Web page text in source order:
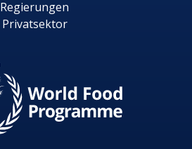
Regierungen
Privatsektor